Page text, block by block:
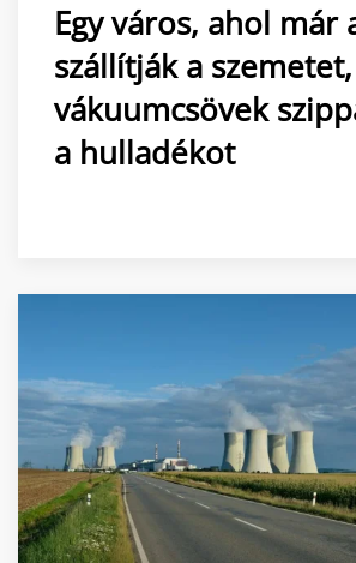
Egy város, ahol már
szállítják a szemetet,
vákuumcsövek
a hulladékot